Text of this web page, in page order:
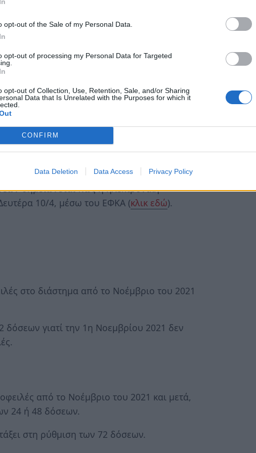
opt-out of the Sale of my Personal Data.
opt-out of processing my Personal Data for Targeted
opt-out of Collection, Use, Retention, Sale, and/or Sharing
Data that Is Unrelated with the Purposes for which it
CONFIRM
Data Deletion Data Access Privacy Policy
τους πριν την ενεργειακή κρίση
που άφησαν απλήρωτες στην Εφορία
1η Φεβρουαρίου 2023.
72 δόσεων αφορά όσους την 1η
ή αρρύθμιστες οφειλές,
ενώ
ρυθμίσεων των 72 ή 120 δόσεων,
και συνοδεύεται από ευεργετήματα
λογαριασμών.
σημειώνεται πως η ηλεκτρονική
10/4, μέσω του ΕΦΚΑ (κλικ εδώ).
στο διάστημα από το Νοέμβριο του 2021
δόσεων γιατί την 1η Νοεμβρίου 2021 δεν
από το Νοέμβριο του 2021 και μετά,
24 ή 48 δόσεων.
στη ρύθμιση των 72 δόσεων.